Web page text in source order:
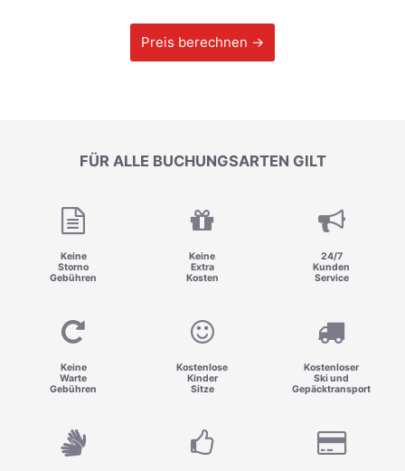
Preis berechnen →
FÜR ALLE BUCHUNGSARTEN GILT
Keine
Storno
Gebühren
Keine
Extra
Kosten
24/7
Kunden
Service
Keine
Warte
Gebühren
Kostenlose
Kinder
Sitze
Kostenloser
Ski und
Gepäcktransport